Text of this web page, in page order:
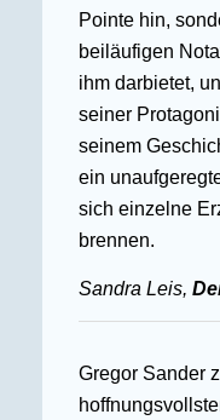
Pointe hin,
beiläufigen
ihm darbietet,
seiner
seinem
ein
sich einzelne
brennen.
Sandra Leis,
Gregor Sander